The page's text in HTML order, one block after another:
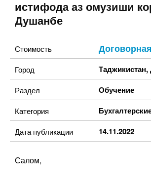
истифода аз омузиши
Душанбе
Стоимость Договорная
Город Таджикистан,
Раздел Обучение
Категория
Дата публикации 14.11.2022
Салом,